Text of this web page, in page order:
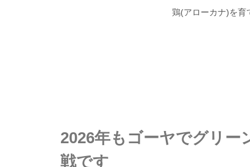
鶏(アローカナ)を育
2026年もゴーヤでグリ
戦です